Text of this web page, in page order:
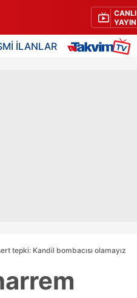
CANLI
YAYIN
İLANLAR
tepki: Kandil bombacısı olamayız